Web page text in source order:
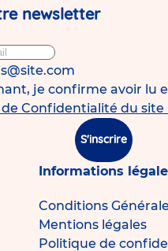
newsletter
je confirme avoir lu
Confidentialité du site
S'inscrire
Informations
Conditions
Mentions légales
Politique de